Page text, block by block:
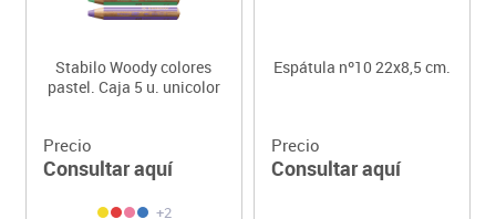
Stabilo Woody colores
pastel. Caja 5 u. unicolor
Precio
Consultar aquí
+2
Espátula nº10 22x8,5 cm.
Precio
Consultar aquí